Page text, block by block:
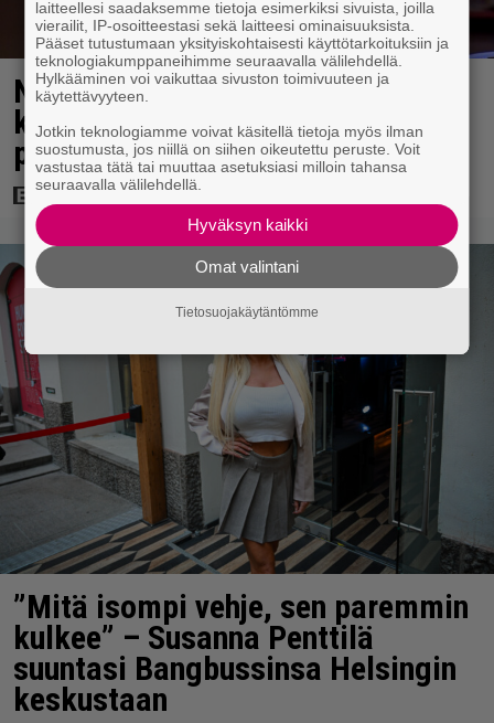
Nyt suoratoistossa: Hulvaton
kulttielokuva – leffan takia
perustettiin uusi uskonto!
”Mitä isompi vehje, sen paremmin
kulkee” – Susanna Penttilä
suuntasi Bangbussinsa Helsingin
keskustaan
laitteellesi saadaksemme tietoja esimerkiksi sivuista, joilla
vierailit, IP-osoitteestasi sekä laitteesi ominaisuuksista.
Pääset tutustumaan yksityiskohtaisesti käyttötarkoituksiin ja
teknologiakumppaneihimme seuraavalla välilehdellä.
Hylkääminen voi vaikuttaa sivuston toimivuuteen ja
käytettävyyteen.
Jotkin teknologiamme voivat käsitellä tietoja myös ilman
suostumusta, jos niillä on siihen oikeutettu peruste. Voit
vastustaa tätä tai muuttaa asetuksiasi milloin tahansa
seuraavalla välilehdellä.
Hyväksyn kaikki
Omat valintani
Tietosuojakäytäntömme